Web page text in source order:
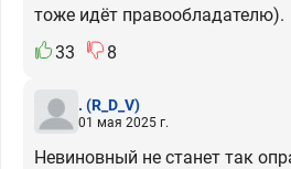
тоже идёт правообладателю).
33
8
. (R_D_V)
01 мая 2025 г.
Невиновный не станет так